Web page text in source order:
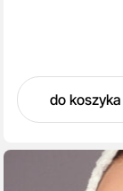
do koszyka